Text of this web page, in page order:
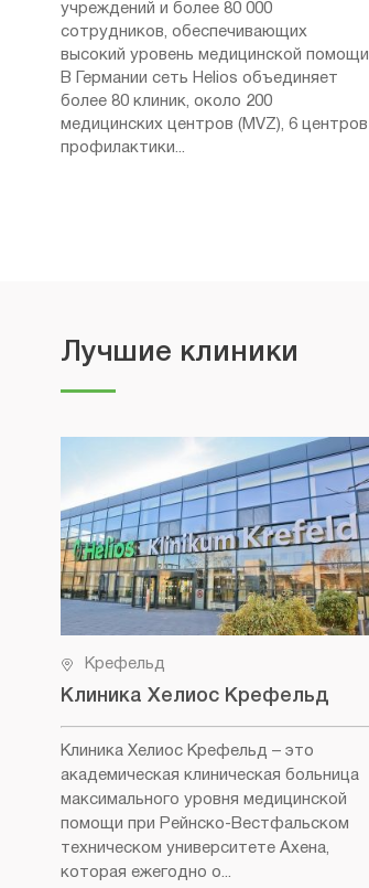
учреждений и более 80 000
сотрудников, обеспечивающих
высокий уровень медицинской помощи
В Германии сеть Helios объединяет
более 80 клиник, около 200
медицинских центров (MVZ), 6 центров
профилактики...
Лучшие клиники
Крефельд
Клиника Хелиос Крефельд
Клиника Хелиос Крефельд – это
академическая клиническая больница
максимального уровня медицинской
помощи при Рейнско-Вестфальском
техническом университете Ахена,
которая ежегодно о...